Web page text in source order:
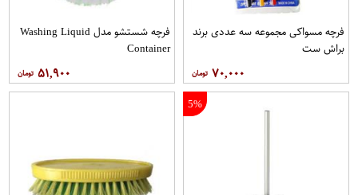
فرچه مسواکی مجموعه سه عددی برند
براش ست
۷۰,۰۰۰
فرچه شستشو مدل Washing Liquid
Container
۵۱,۹۰۰
5%